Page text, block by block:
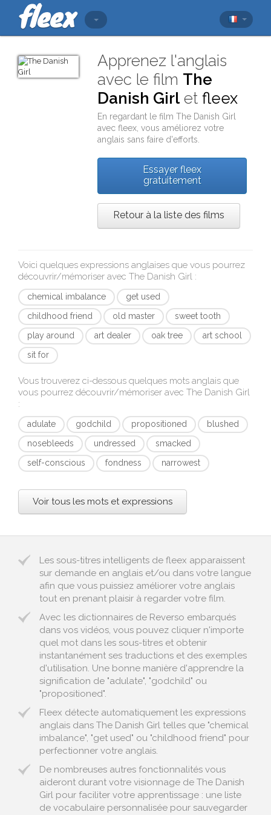
Apprenez l'anglais
avec le film The
Danish Girl etfleex
En regardant le filmThe Danish Girl
avecfleex , vous améliorez votre
anglais sans faire d'efforts.
Essayer fleex
gratuitement
Retour à la liste des films
Voici quelques expressions anglaises que vous pourrez
découvrir/mémoriser avec The Danish Girl :
chemical imbalance
get used
childhood friend
old master
sweet tooth
play around
art dealer oak tree
art school
sit for
Vous trouverez ci-dessous quelques mots anglais que
vous pourrez découvrir/mémoriser avec The Danish Girl
:
adulate godchild propositioned
blushed
nosebleeds
undressed
smacked
self-conscious
fondness narrowest
Voir tous les mots et expressions
Les sous-titres intelligents de fleex apparaissent
sur demande en anglais et/ou dans votre langue
afin que vous puissiez améliorer votre anglais
tout en prenant plaisir à regarder votre film.
Avec les dictionnaires de Reverso embarqués
dans vos vidéos, vous pouvez cliquer n'importe
quel mot dans les sous-titres et obtenir
instantanément ses traductions et des exemples
d'utilisation. Une bonne manière d'apprendre la
signification de "adulate", "godchild" ou
"propositioned".
Fleex détecte automatiquement les expressions
anglais dans The Danish Girl telles que "chemical
imbalance", "get used" ou "childhood friend" pour
perfectionner votre anglais.
De nombreuses autres fonctionnalités vous
aideront durant votre visionnage de The Danish
Girl pour faciliter votre apprentissage : une liste
de vocabulaire personnalisée pour sauvegarder